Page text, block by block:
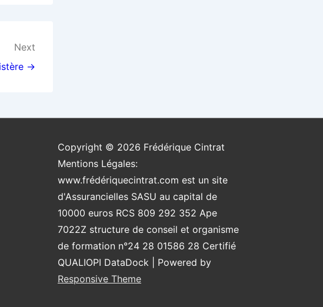
Next
→
Copyright © 2026 Frédérique Cintrat
Mentions Légales:
www.frédériquecintrat.com est un site
d'Assurancielles SASU au capital de
10000 euros RCS 809 292 352 Ape
7022Z structure de conseil et organisme
de formation n°24 28 01586 28 Certifié
QUALIOPI DataDock
| Powered by
Responsive Theme